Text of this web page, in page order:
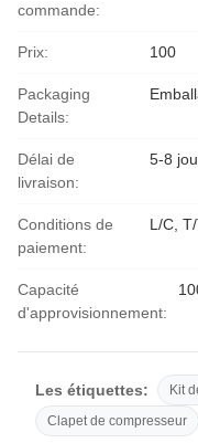
commande:
Prix: 100
Packaging
Details:
Délai de
livraison:
5-8
Conditions de
paiement:
L/C,
Capacité
d'approvisionnement:
Les étiquettes:
Kit
Clapet de compresseur